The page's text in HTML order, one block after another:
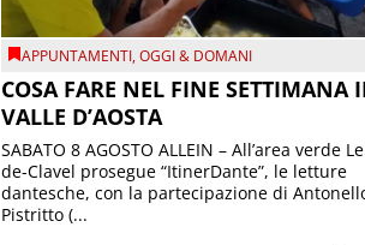
APPUNTAMENTI,OGGI & DOMANI
COSA FARE NEL FINE SETTIMANA
VALLE D’AOSTA
SABATO 8 AGOSTO ALLEIN – All’area verde
de-Clavel prosegue “ItinerDante”, le letture
dantesche, con la partecipazione di
Pistritto (...